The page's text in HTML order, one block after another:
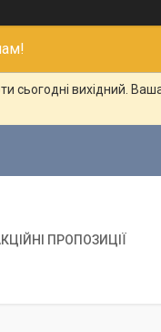
сьогодні вихідний.
ПРОПОЗИЦІЇ